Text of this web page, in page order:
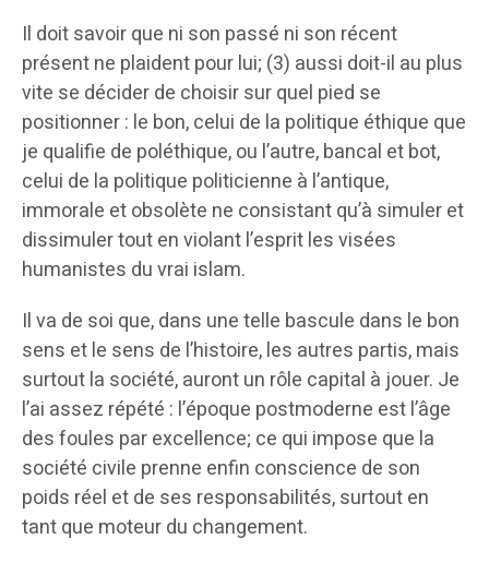
Il doit savoir que ni son passé ni son récent
présent ne plaident pour lui; (3) aussi doit-il au plus
vite se décider de choisir sur quel pied se
positionner : le bon, celui de la politique éthique que
je qualifie de poléthique, ou l’autre, bancal et bot,
celui de la politique politicienne à l’antique,
immorale et obsolète ne consistant qu’à simuler et
dissimuler tout en violant l’esprit les visées
humanistes du vrai islam.
Il va de soi que, dans une telle bascule dans le bon
sens et le sens de l’histoire, les autres partis, mais
surtout la société, auront un rôle capital à jouer. Je
l’ai assez répété : l’époque postmoderne est l’âge
des foules par excellence; ce qui impose que la
société civile prenne enfin conscience de son
poids réel et de ses responsabilités, surtout en
tant que moteur du changement.